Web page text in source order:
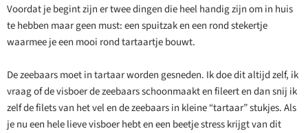
Voordat je begint zijn er twee dingen die heel handig zijn om in huis
te hebben maar geen must: een spuitzak en een rond stekertje
waarmee je een mooi rond tartaartje bouwt.
De zeebaars moet in tartaar worden gesneden. Ik doe dit altijd zelf, ik
vraag of de visboer de zeebaars schoonmaakt en fileert en dan snij ik
zelf de filets van het vel en de zeebaars in kleine “tartaar” stukjes. Als
je nu een hele lieve visboer hebt en een beetje stress krijgt van dit